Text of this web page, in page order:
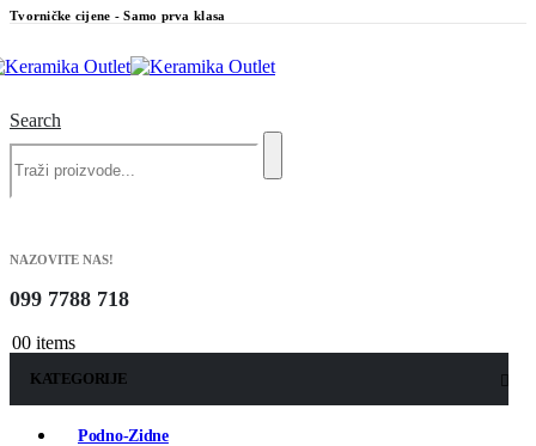
Tvorničke cijene - Samo prva klasa
Search
NAZOVITE NAS!
099 7788 718
00 items
KATEGORIJE
Podno-Zidne